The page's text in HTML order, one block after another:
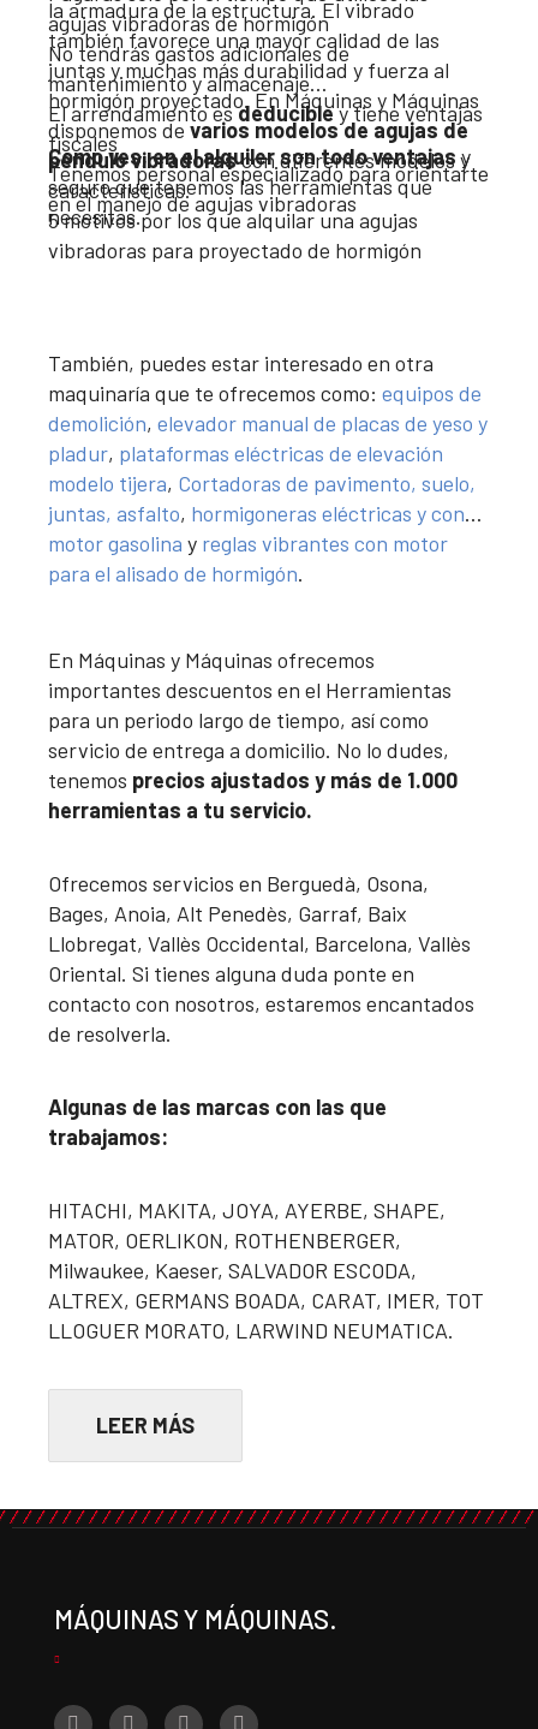
la armadura de la estructura. El vibrado
también favorece una mayor calidad de las
juntas y muchas más durabilidad y fuerza al
hormigón proyectado. En Máquinas y Máquinas
disponemos devarios modelos de agujas de
péndulo vibradorascon diferentes modelos y
características.
5 motivos por los que alquilar una agujas
vibradoras para proyectado de hormigón
agujas vibradoras de hormigón
No tendrás gastos adicionales de
mantenimiento y almacenaje
El arrendamiento esdeducibley tiene ventajas
fiscales
Tenemos personal especializado para orientarte
en el manejo de agujas vibradoras
Como ves, en el alquiler son todo ventajasy
seguro que tenemos las herramientas que
necesitas.
También, puedes estar interesado en otra
maquinaría que te ofrecemos como: equipos de
demolición, elevador manual de placas de yeso y
pladur, plataformas eléctricas de elevación
modelo tijera, Cortadoras de pavimento, suelo,
juntas, asfalto, hormigoneras eléctricas y con
motor gasolina y reglas vibrantes con motor
para el alisado de hormigón.
En Máquinas y Máquinas ofrecemos
importantes descuentos en el Herramientas
para un periodo largo de tiempo, así como
servicio de entrega a domicilio. No lo dudes,
tenemos precios ajustados y más de 1.000
herramientas a tu servicio.
Ofrecemos servicios en Berguedà, Osona,
Bages, Anoia, Alt Penedès, Garraf, Baix
Llobregat, Vallès Occidental, Barcelona, Vallès
Oriental. Si tienes alguna duda ponte en
contacto con nosotros, estaremos encantados
de resolverla.
Algunas de las marcas con las que
trabajamos:
HITACHI, MAKITA, JOYA, AYERBE, SHAPE,
MATOR, OERLIKON, ROTHENBERGER,
Milwaukee, Kaeser, SALVADOR ESCODA,
ALTREX, GERMANS BOADA, CARAT, IMER, TOT
LLOGUER MORATO, LARWIND NEUMATICA.
LEER MÁS
MÁQUINAS Y MÁQUINAS.